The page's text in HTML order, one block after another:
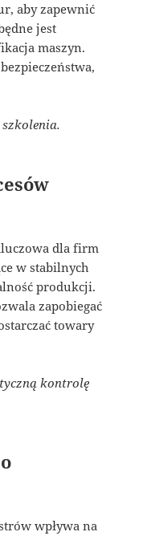
aby zapewnić
jest
maszyn.
dla firm
w stabilnych
produkcji.
zapobiegać
towary
kontrolę
wpływa na